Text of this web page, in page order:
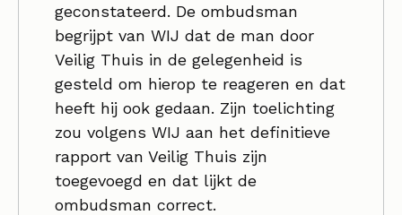
geconstateerd. De ombudsman
begrijpt van WIJ dat de man door
Veilig Thuis in de gelegenheid is
gesteld om hierop te reageren en dat
heeft hij ook gedaan. Zijn toelichting
zou volgens WIJ aan het definitieve
rapport van Veilig Thuis zijn
toegevoegd en dat lijkt de
ombudsman correct.